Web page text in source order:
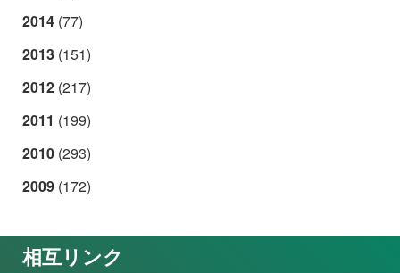
2014 (77)
2013 (151)
2012 (217)
2011 (199)
2010 (293)
2009 (172)
相互リンク